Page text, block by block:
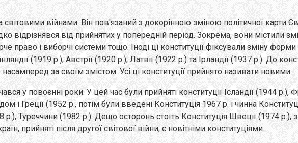
війнами. Він пов'язаний з докорінною зміною політичної карти
відрізнявся від прийнятих у попередній період. Зокрема, вони містили
і виборчі системи тощо. Іноді ці конституції фіксували зміну
(1919 p.), Австрії (1920 p.), Латвії (1922 p.) та Ірландії (1937 р.). До
за своїм змістом. Усі ці конституції прийнято називати новими.
у повоєнні роки. У цей час були прийняті конституції Ісландії (1944 p.),
і Греції (1952 p., потім були введені Конституція 1967 p. і чинна
p.), Туреччини (1982 p.). Дещо осторонь стоїть Конституція Швеції (1974
прийняті після другої світової війни, є новітніми конституціями.